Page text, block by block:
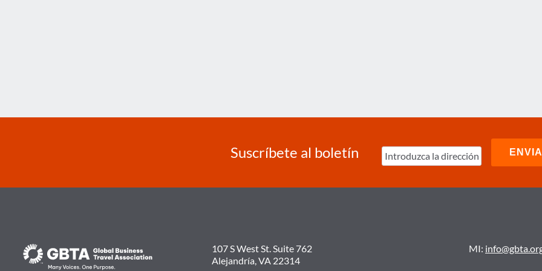
Suscríbete al boletín
107 S West St. Suite 762
Alejandría, VA 22314
MI: